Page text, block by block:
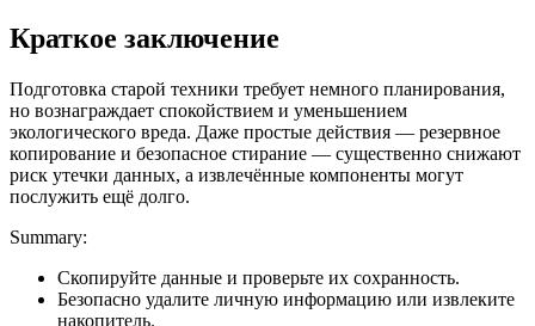
Краткое заключение
Подготовка старой техники требует немного планирования,
но вознаграждает спокойствием и уменьшением
экологического вреда. Даже простые действия — резервное
копирование и безопасное стирание — существенно снижают
риск утечки данных, а извлечённые компоненты могут
послужить ещё долго.
Summary:
Скопируйте данные и проверьте их сохранность.
Безопасно удалите личную информацию или извлеките
накопитель.